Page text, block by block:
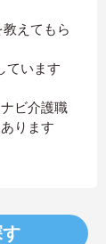
教えてもら
ています
ビ介護職
ります